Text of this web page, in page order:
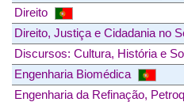
Direito
Direito, Justiça e Cidadania no
Discursos: Cultura, História e
Engenharia Biomédica
Engenharia da Refinação,